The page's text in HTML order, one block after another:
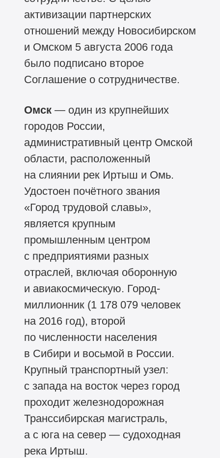
активизации партнерских
отношений между Новосибирском
и Омском 5 августа 2006 года
было подписано второе
Соглашение о сотрудничестве.
Омск — один из крупнейших
городов России,
административный центр Омской
области, расположенный
на слиянии рек Иртыш и Омь.
Удостоен почётного звания
«Город трудовой славы»,
является крупным
промышленным центром
с предприятиями разных
отраслей, включая оборонную
и авиакосмическую. Город-
миллионник (1 178 079 человек
на 2016 год), второй
по численности населения
в Сибири и восьмой в России.
Крупный транспортный узел:
с запада на восток через город
проходит железнодорожная
Транссибирская магистраль,
а с юга на север — судоходная
река Иртыш.